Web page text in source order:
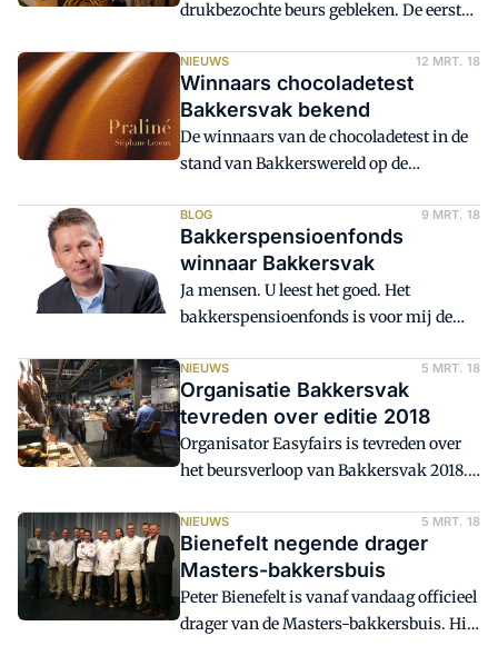
drukbezochte beurs gebleken. De eerste
heeft standhouders en beursbezoekers
meer ruimte gegeven. Onder het mom:
gelukkig hebben we de foto's nog, hierbij
de Bakkersvak in beeld - met een update
op 14 maart.
NIEUWS 12 MRT. 18
Winnaars chocoladetest
Bakkersvak bekend
De winnaars van de chocoladetest in de
stand van Bakkerswereld op de
proeven en vergelijken van chocolade
was - ook voor kenners - nog niet zo
eenvoudig: geen enkele kandidaat had
alle antwoorden goed.
BLOG 9 MRT. 18
Bakkerspensioenfonds
winnaar Bakkersvak
Ja mensen. U leest het goed. Het
bakkerspensioenfonds is voor mij de
NIEUWS 5 MRT. 18
Organisatie Bakkersvak
tevreden over editie 2018
Organisator Easyfairs is tevreden over
het beursverloop van Bakkersvak 2018.
voor meer ruimte voor de exposanten
gezorgd. Easyfairs blijft naar
verbeterpunten zoeken. 'Stilstand is
geen optie', laat Corine Visser, Event
Manager Bakkersvak, weten.
NIEUWS 5 MRT. 18
Bienefelt negende drager
Masters-bakkersbuis
Peter Bienefelt is vanaf vandaag officieel
drager van de Masters-bakkersbuis. Hij